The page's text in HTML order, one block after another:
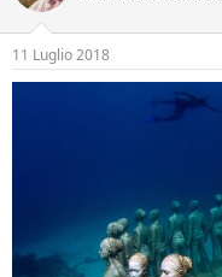
o
n
s
11 Luglio 2018